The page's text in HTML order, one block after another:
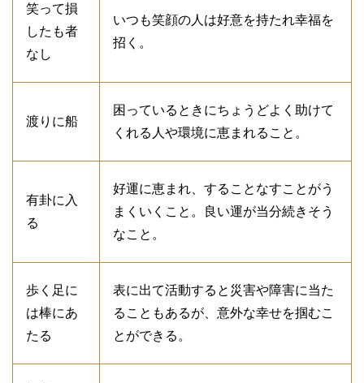
笑って損
したも者
なし
いつも笑顔の人は好意を持たれ幸福を
招く。
渡りに船
困っているときにちょうどよく助けて
くれる人や環境に恵まれること。
有卦に入
る
好運に恵まれ、することなすことがう
まくいくこと。良い運が当分続きそう
なこと。
歩く足に
は棒にあ
たる
表に出て活動すると災害や障害に当た
ることもあるが、意外な幸せを掴むこ
とができる。